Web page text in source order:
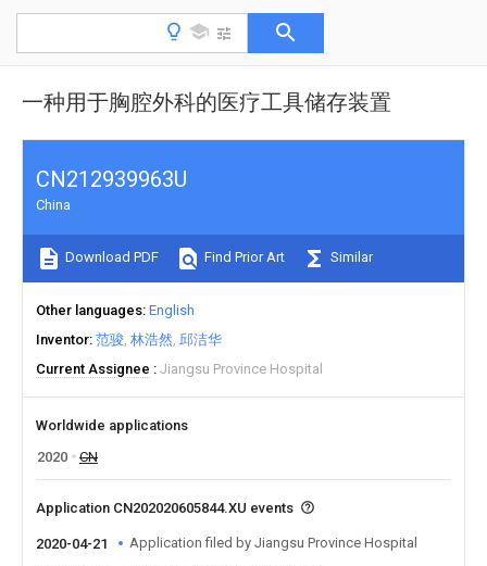
一种用于胸腔外科的医疗工具储存装置
CN212939963U
China
Download PDF Find Prior Art Similar
Other languages English
Inventor 范骏 林浩然 邱洁华
Current Assignee
Jiangsu Province Hospital
Worldwide applications
2020
CN
Application CN202020605844.XU events
2020-04-21 Application filed by Jiangsu Province Hospital